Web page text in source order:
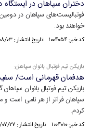
دختران سپاهان در ایستگاه
فوتبالیست‌های سپاهان در دومین
خواهند بود.
کد خبر: ۱۰۰۴۰۵۴ تاریخ انتشار : ۱۴۰۳/۰۸/۰۳
بازیکن تیم فوتبال بانوان سپاهان:
هدفمان قهرمانی است/ سفید
بازیکن تیم فوتبال بانوان
سپاهان فراتر از هر نامی است و
کردم.
کد خبر: ۱۰۰۴۰۱۰ تاریخ انتشار : ۱۴۰۳/۰۷/۲۷